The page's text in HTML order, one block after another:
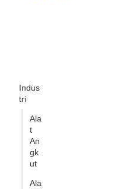
Indus
tri
Ala
t
An
gk
ut
Ala